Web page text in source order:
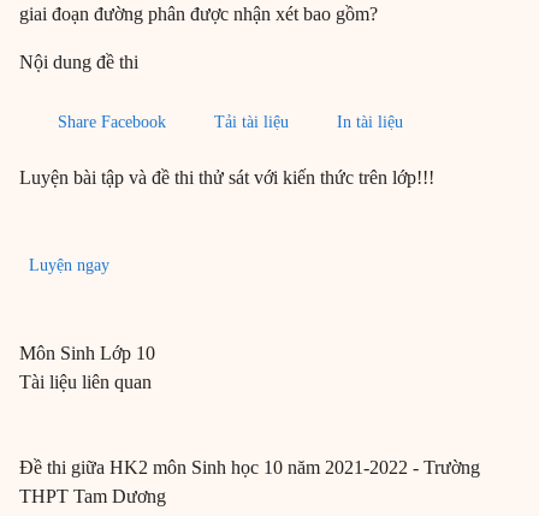
giai đoạn đường phân được nhận xét bao gồm?
Nội dung đề thi
Share Facebook Tải tài liệu In tài liệu
Luyện bài tập và đề thi thử sát với kiến thức trên lớp!!!
Luyện ngay
Môn Sinh Lớp 10
Tài liệu liên quan
Đề thi giữa HK2 môn Sinh học 10 năm 2021-2022 - Trường
THPT Tam Dương